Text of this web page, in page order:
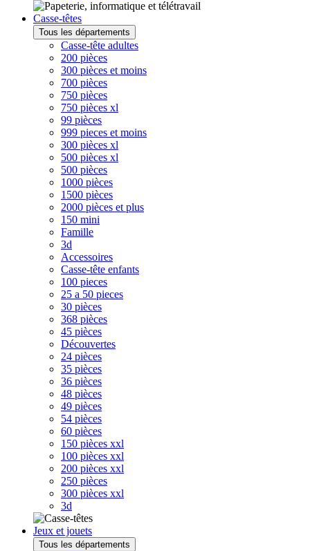
Casse-têtes
Tous les départements
Casse-tête adultes
200 pièces
300 pièces et moins
700 pièces
750 pièces
750 pièces xl
99 pièces
999 pieces et moins
300 pièces xl
500 pièces xl
500 pièces
1000 pièces
1500 pièces
2000 pièces et plus
150 mini
Famille
3d
Accessoires
Casse-tête enfants
100 pieces
25 a 50 pieces
30 pièces
368 pièces
45 pièces
Découvertes
24 pièces
35 pièces
36 pièces
48 pièces
49 pièces
54 pièces
60 pièces
150 pièces xxl
100 pièces xxl
200 pièces xxl
250 pièces
300 pièces xxl
3d
Jeux et jouets
Tous les départements